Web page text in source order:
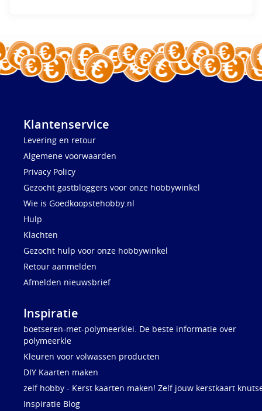
Klantenservice
Levering en retour
Algemene voorwaarden
Privacy Policy
Gezocht gastbloggers voor onze hobbywinkel
Wie is Goedkoopstehobby.nl
Hulp
Klachten
Gezocht hulp voor onze hobbywinkel
Retour aanmelden
Afmelden nieuwsbrief
Inspiratie
boetseren-met-polymeerklei. De beste informatie over
polymeerkle
Kleuren voor volwassen producten
DIY Kaarten maken
zelf hobby - Kerst kaarten maken! Zelf jouw kerstkaart
Inspiratie Blog